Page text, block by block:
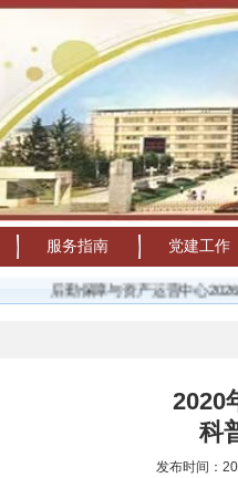
服务指南 党建工作
后勤保障与资产运营中心2026年暑假
2020
科
发布时间：